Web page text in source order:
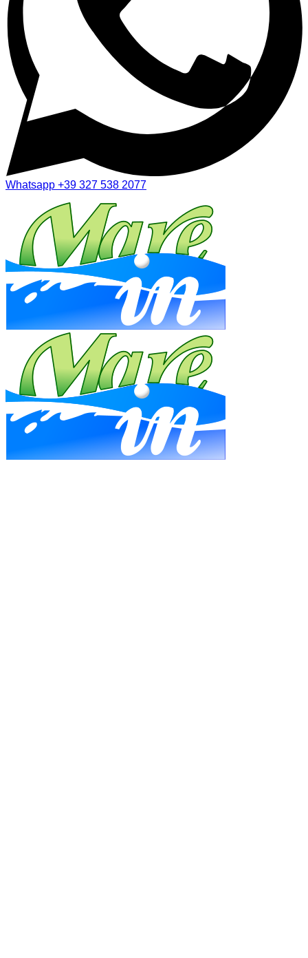
Whatsapp +39 327 538 2077